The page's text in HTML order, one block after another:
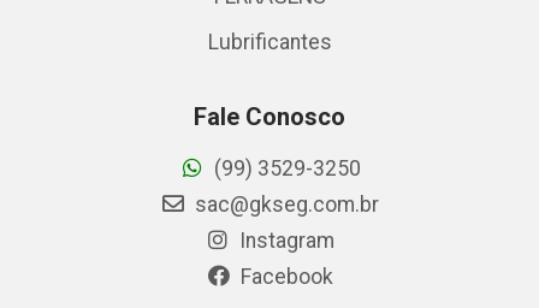
Lubrificantes
Fale Conosco
(99) 3529-3250
sac@gkseg.com.br
Instagram
Facebook